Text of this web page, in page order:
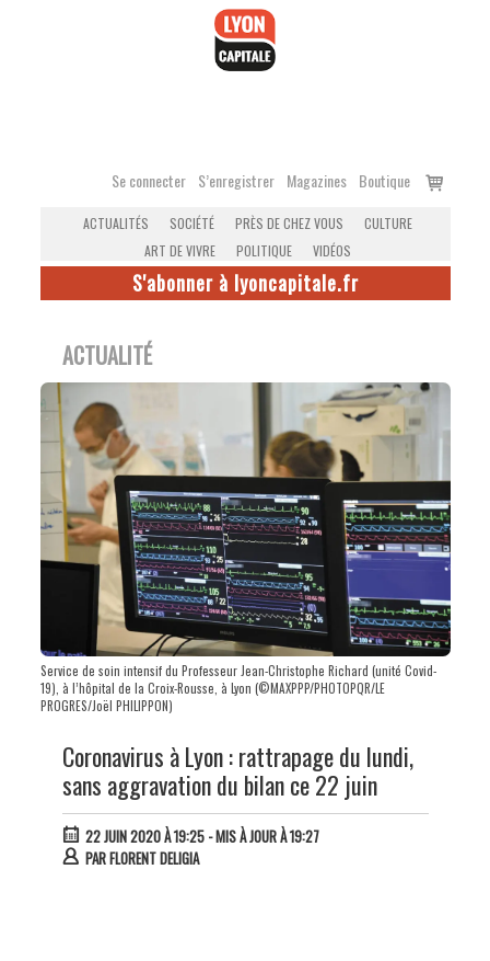
Se connecter S’enregistrer Magazines Boutique
Voir
ACTUALITÉS SOCIÉTÉ PRÈS DE CHEZ VOUS
CULTURE
ART DE VIVRE
POLITIQUE VIDÉOS
S'abonner à lyoncapitale.fr
ACTUALITÉ
Service de soin intensif du Professeur Jean-Christophe Richard (unité Covid-
19), à l’hôpital de la Croix-Rousse, à Lyon (©MAXPPP/PHOTOPQR/LE
PROGRES/Joël PHILIPPON)
Coronavirus à Lyon : rattrapage du lundi,
sans aggravation du bilan ce 22 juin
22 JUIN 2020 À 19:25- MIS À JOUR À 19:27
PARFLORENT DELIGIA